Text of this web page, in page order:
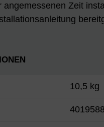
angemessenen Zeit
10,5 kg